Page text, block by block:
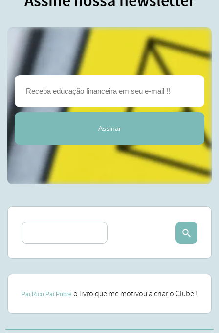
Assinar
Pai Rico Pai Pobre o livro que me motivou a criar o Clube !